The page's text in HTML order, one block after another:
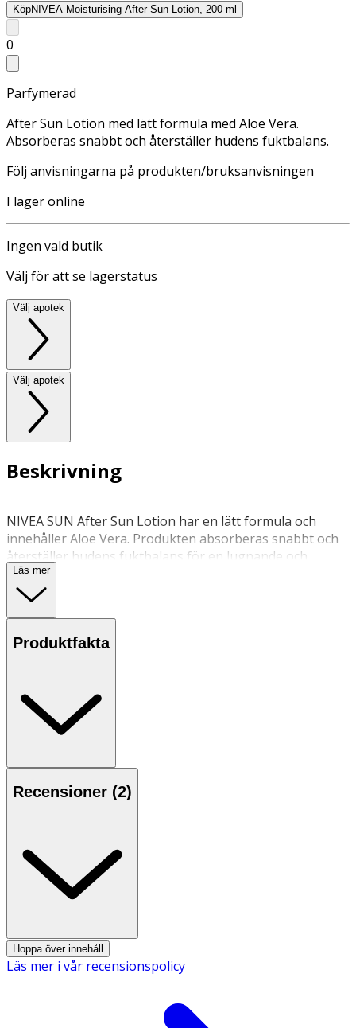
KöpNIVEA Moisturising After Sun Lotion, 200 ml
0
Parfymerad
After Sun Lotion med lätt formula med Aloe Vera.
Absorberas snabbt och återställer hudens fuktbalans.
Följ anvisningarna på produkten/bruksanvisningen
I lager online
Ingen vald butik
Välj för att se lagerstatus
Välj apotek
Välj apotek
Beskrivning
NIVEA SUN After Sun Lotion har en lätt formula och
innehåller Aloe Vera. Produkten absorberas snabbt och
återställer hudens fuktbalans för en lugnande och
uppfriskande effekt. Produkten är berikad med
provitamin B5 och verkar lugnande och lindrande på
Applicera rikligt efter solexponering
Ingredienser:
Stearate SE, Isopropyl Palmitate, Cetearyl Alcohol, Aloe
Barbadensis Leaf Juice Powder, Sodium Hyaluronate,
Dimethicone, Carbomer, Sodium Cetearyl Sulfate, Sodium
Läs mer
Produktfakta
Recensioner (2)
Hoppa över innehåll
Läs mer i vår recensionspolicy